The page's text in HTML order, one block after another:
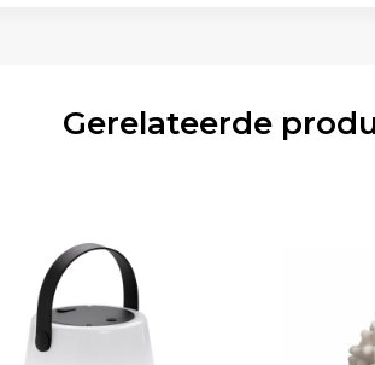
Gerelateerde